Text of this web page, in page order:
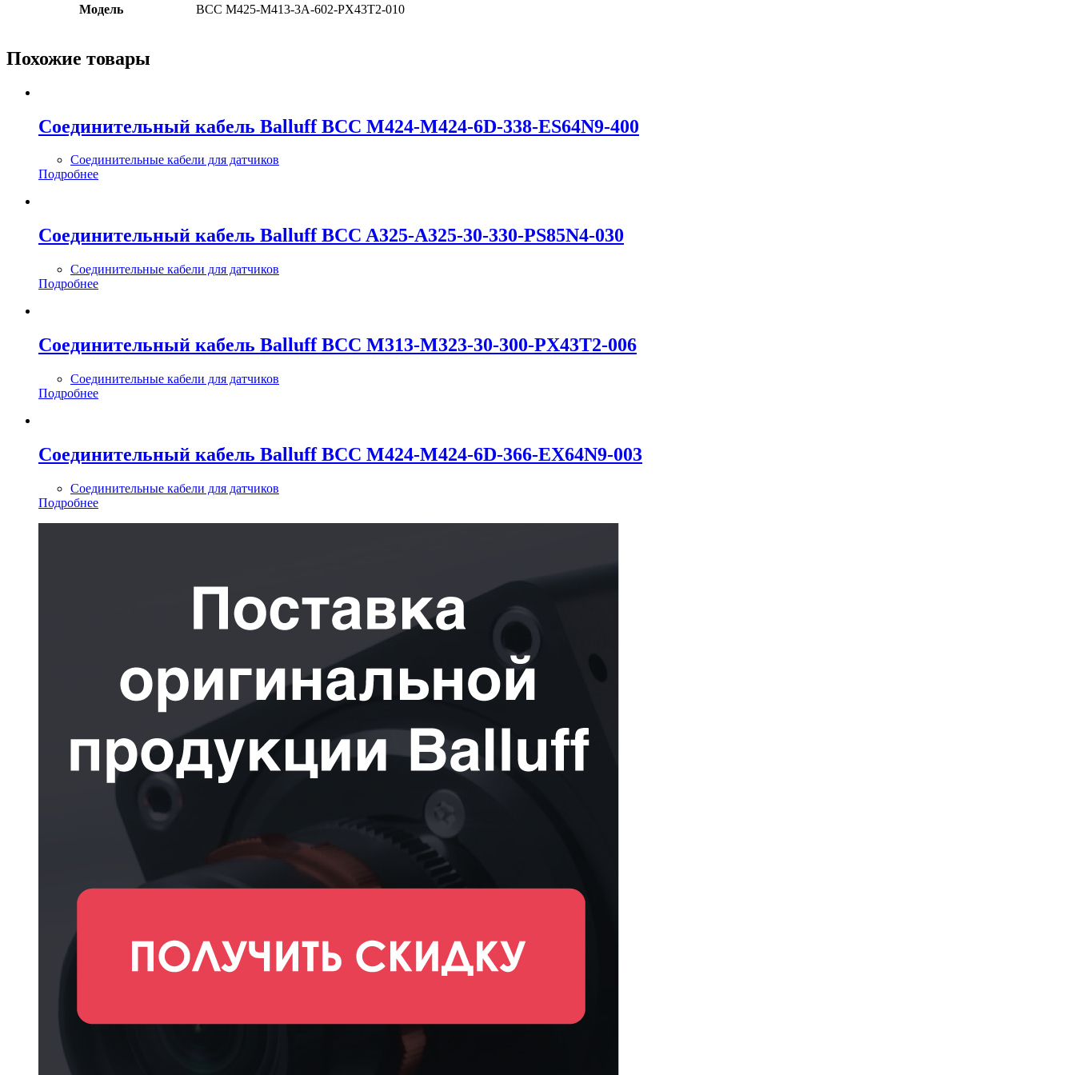
Модель BCC M425-M413-3A-602-PX43T2-010
Похожие товары
Соединительный кабель Balluff BCC M424-M424-6D-338-ES64N9-400
Соединительные кабели для датчиков
Подробнее
Соединительный кабель Balluff BCC A325-A325-30-330-PS85N4-030
Соединительные кабели для датчиков
Подробнее
Соединительный кабель Balluff BCC M313-M323-30-300-PX43T2-006
Соединительные кабели для датчиков
Подробнее
Соединительный кабель Balluff BCC M424-M424-6D-366-EX64N9-003
Соединительные кабели для датчиков
Подробнее